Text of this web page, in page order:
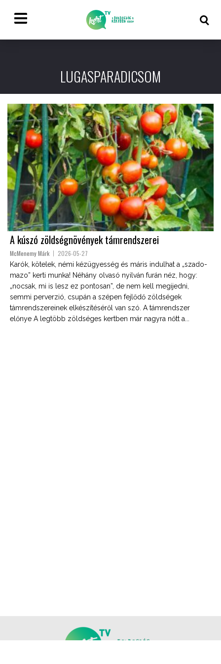
LUGASPARADICSOM
A kúszó zöldségnövények támrendszerei
McMenemy Márk 2026-05-27
Karók, kötelek, némi kézügyesség és máris indulhat a „szado-
mazo” kerti munka! Néhány olvasó nyilván furán néz, hogy:
„nocsak, mi is lesz ez pontosan”, de nem kell megijedni,
semmi perverzió, csupán a szépen fejlődő zöldségek
támrendszereinek elkészítéséről van szó. A támrendszer
előnye A legtöbb zöldséges kertben már nagyra nőtt a...